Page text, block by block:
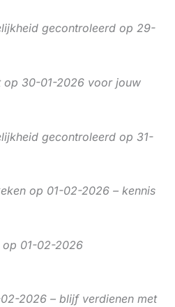
gecontroleerd op 29-
op 30-01-2026 voor jouw
gecontroleerd op 31-
op 01-02-2026 – kennis
op 01-02-2026
2026 – blijf verdienen met